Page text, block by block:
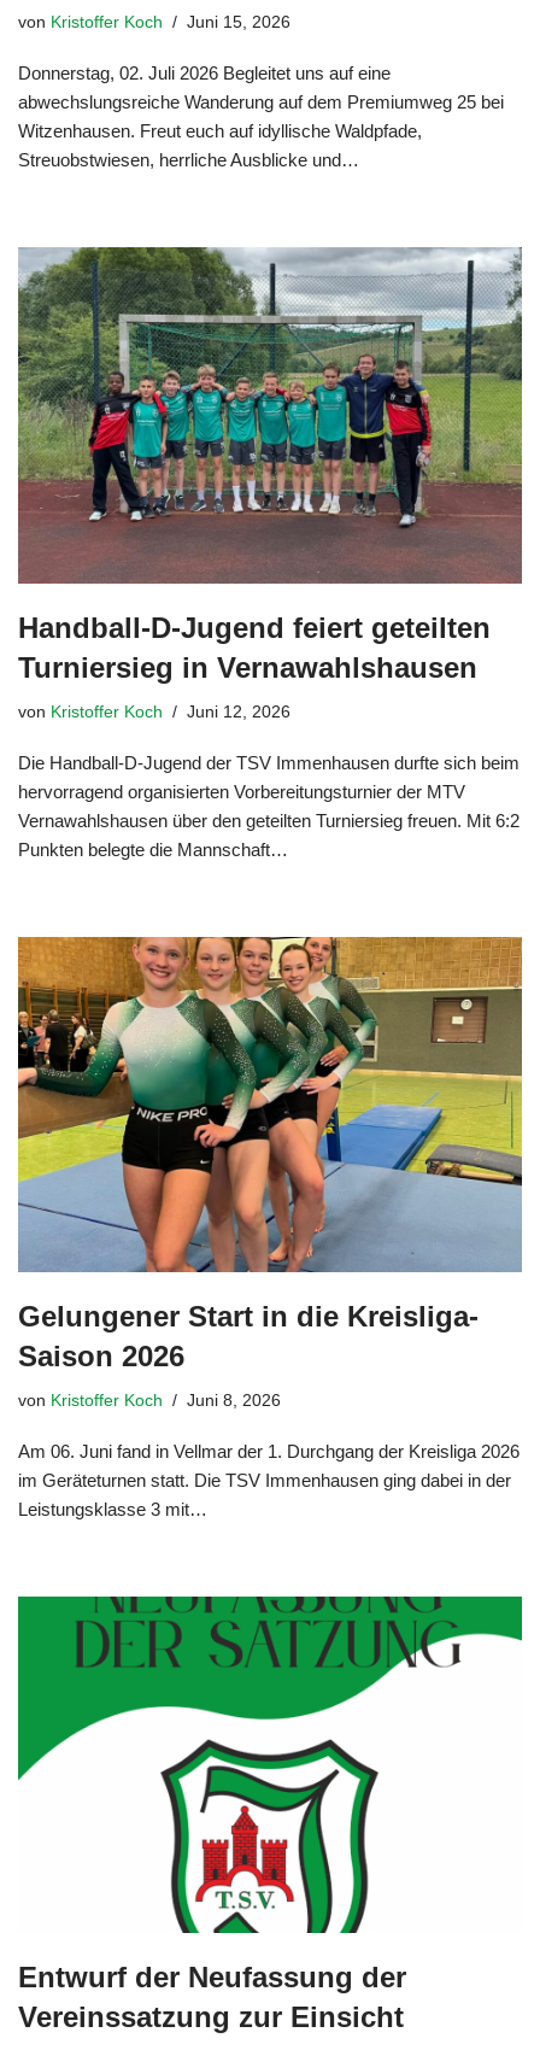
von Kristoffer Koch Juni 15, 2026
Donnerstag, 02. Juli 2026 Begleitet uns auf eine
abwechslungsreiche Wanderung auf dem Premiumweg 25 bei
Witzenhausen. Freut euch auf idyllische Waldpfade,
Streuobstwiesen, herrliche Ausblicke und…
Handball-D-Jugend feiert geteilten
Turniersieg in Vernawahlshausen
von Kristoffer Koch Juni 12, 2026
Die Handball-D-Jugend der TSV Immenhausen durfte sich beim
hervorragend organisierten Vorbereitungsturnier der MTV
Vernawahlshausen über den geteilten Turniersieg freuen. Mit 6:2
Punkten belegte die Mannschaft…
Gelungener Start in die Kreisliga-
Saison 2026
von Kristoffer Koch Juni 8, 2026
Am 06. Juni fand in Vellmar der 1. Durchgang der Kreisliga 2026
im Geräteturnen statt. Die TSV Immenhausen ging dabei in der
Leistungsklasse 3 mit…
Entwurf der Neufassung der
Vereinssatzung zur Einsicht